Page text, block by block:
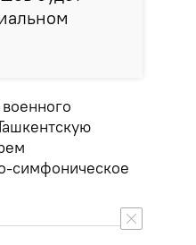
симфоническое